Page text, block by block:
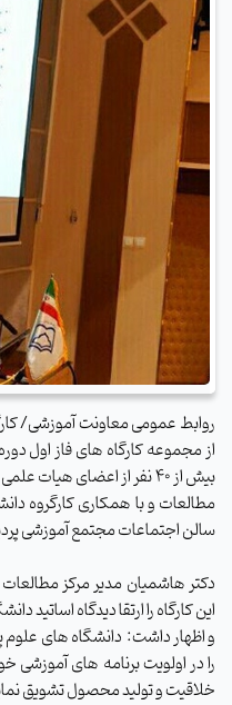
روابط عمومی معاونت آموزشی/
از مجموعه کارگاه های فاز اول
بیش از 40 نفر از اعضای
سالن اجتماعات مجتمع آموزشی
دکتر هاشمیان مدیر مرکز
این کارگاه را ارتقا دیدگاه
و اظهار داشت: دانشگاه های علوم
را در اولویت برنامه های آموزشی
خلاقیت و تولید محصول تشویق